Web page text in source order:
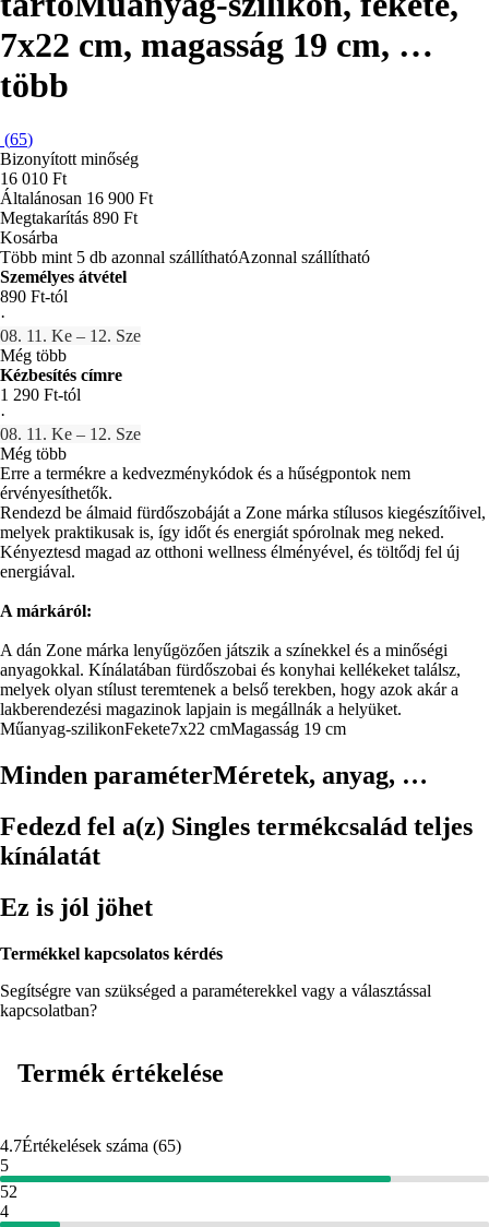
7x22 cm, magasság 19 cm, …
több
(65)
Bizonyított minőség
16 010 Ft
Általánosan 16 900 Ft
Megtakarítás 890 Ft
Kosárba
Több mint 5 db azonnal szállíthatóAzonnal szállítható
Személyes átvétel
890 Ft-tól
·
08. 11. Ke – 12. Sze
Még több
Kézbesítés címre
1 290 Ft-tól
·
08. 11. Ke – 12. Sze
Még több
Erre a termékre a kedvezménykódok és a hűségpontok nem
érvényesíthetők.
Rendezd be álmaid fürdőszobáját a Zone márka stílusos kiegészítőivel,
melyek praktikusak is, így időt és energiát spórolnak meg neked.
Kényeztesd magad az otthoni wellness élményével, és töltődj fel új
energiával.
A márkáról:
A dán Zone márka lenyűgözően játszik a színekkel és a minőségi
anyagokkal. Kínálatában fürdőszobai és konyhai kellékeket találsz,
melyek olyan stílust teremtenek a belső terekben, hogy azok akár a
lakberendezési magazinok lapjain is megállnák a helyüket.
Műanyag-szilikonFekete7x22 cmMagasság 19 cm
Minden paraméterMéretek, anyag, …
Fedezd fel a(z) Singles termékcsalád teljes
kínálatát
Ez is jól jöhet
Termékkel kapcsolatos kérdés
Segítségre van szükséged a paraméterekkel vagy a választással
kapcsolatban?
Termék értékelése
4.7Értékelések száma (65)
5
52
4